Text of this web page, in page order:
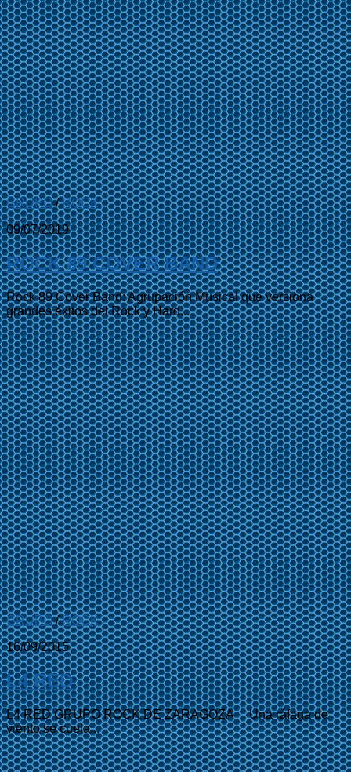
GRUPO/ROCK
09/07/2019
ROCK 89 COVER BAND
Rock 89 Cover Band: Agrupación Musical que versiona
grandes éxitos del Rock y Hard...
GRUPO/ROCK
16/09/2015
L4 RED
L4 RED GRUPO ROCK DE ZARAGOZA Una ráfaga de
viento se cuela...